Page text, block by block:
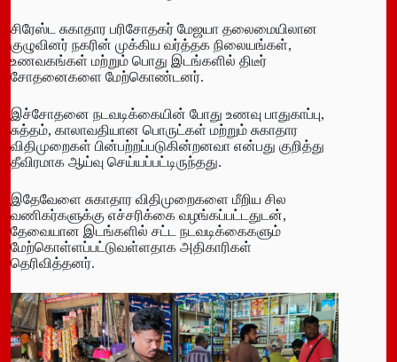
சிரேஸ்ட சுகாதார பரிசோதகர் மேஜயா தலைமையிலான
குழுவினர் நகரின் முக்கிய வர்த்தக நிலையங்கள்,
உணவகங்கள் மற்றும் பொது இடங்களில் திடீர்
சோதனைகளை மேற்கொண்டனர்.
இச்சோதனை நடவடிக்கையின் போது உணவு பாதுகாப்பு,
சுத்தம், காலாவதியான பொருட்கள் மற்றும் சுகாதார
விதிமுறைகள் பின்பற்றப்படுகின்றனவா என்பது குறித்து
தீவிரமாக ஆய்வு செய்யப்பட்டிருந்தது.
இதேவேளை சுகாதார விதிமுறைகளை மீறிய சில
வணிகர்களுக்கு எச்சரிக்கை வழங்கப்பட்டதுடன்,
தேவையான இடங்களில் சட்ட நடவடிக்கைகளும்
மேற்கொள்ளப்பட்டுவள்ளதாக அதிகாரிகள்
தெரிவித்தனர்.